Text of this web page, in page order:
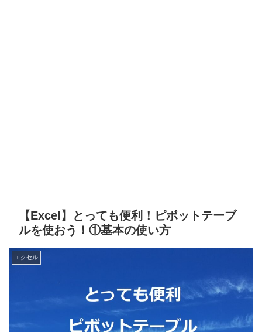
【Excel】とっても便利！ピボットテーブ
ルを使おう！①基本の使い方
エクセル